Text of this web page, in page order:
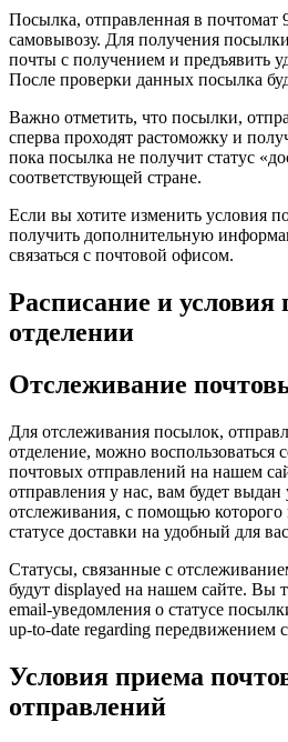
Посылка, отправленная в почтомат
самовывозу. Для получения
почты с получением и предъявить
После проверки данных посылка
Важно отметить, что посылки,
сперва проходят растоможку и
пока посылка не получит статус
соответствующей стране.
Если вы хотите изменить условия
получить дополнительную
связаться с почтовой офисом.
Расписание и условия
отделении
Отслеживание
Для отслеживания посылок,
отделение, можно воспользоваться
почтовых отправлений на нашем
отправления у нас, вам будет
отслеживания, с помощью которого
статусе доставки на удобный для
Статусы, связанные с
будут displayed на нашем сайте. Вы
email-уведомления о статусе
up-to-date regarding передвижением
Условия приема
отправлений